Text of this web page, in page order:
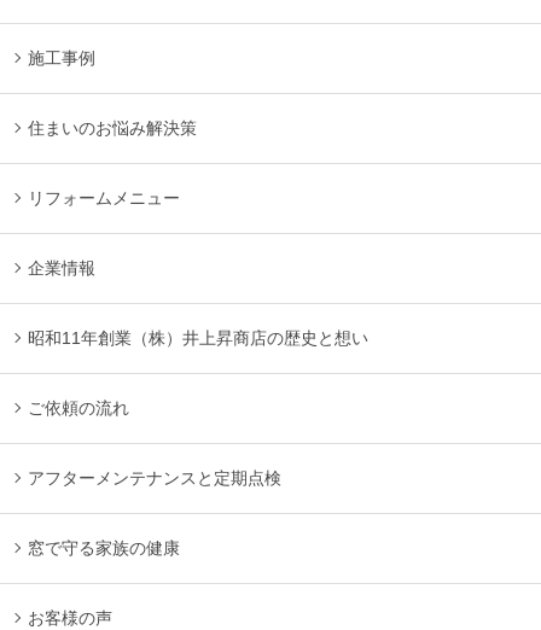
施工事例
住まいのお悩み解決策
リフォームメニュー
企業情報
昭和11年創業（株）井上昇商店の歴史と想い
ご依頼の流れ
アフターメンテナンスと定期点検
窓で守る家族の健康
お客様の声